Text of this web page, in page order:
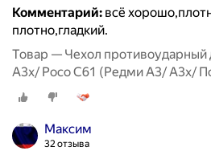
Комментарий: всё
плотно,гладкий.
Товар — Чехол противоударный
A3x/ Poco C61 (Редми А3/ А3х/
защитой камеры, черный
Mаксим
32 отзыва